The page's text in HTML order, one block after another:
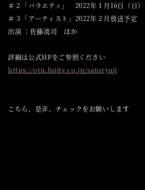
＃２「バラエティ」 2022年１月16日（日
＃３「アーティスト」2022年２月放送予定
出演 ：佐藤流司 ほか
詳細は公式HPをご参照ください
https://otn.fujitv.co.jp/satoryuji
こちら、是非、チェックをお願いします